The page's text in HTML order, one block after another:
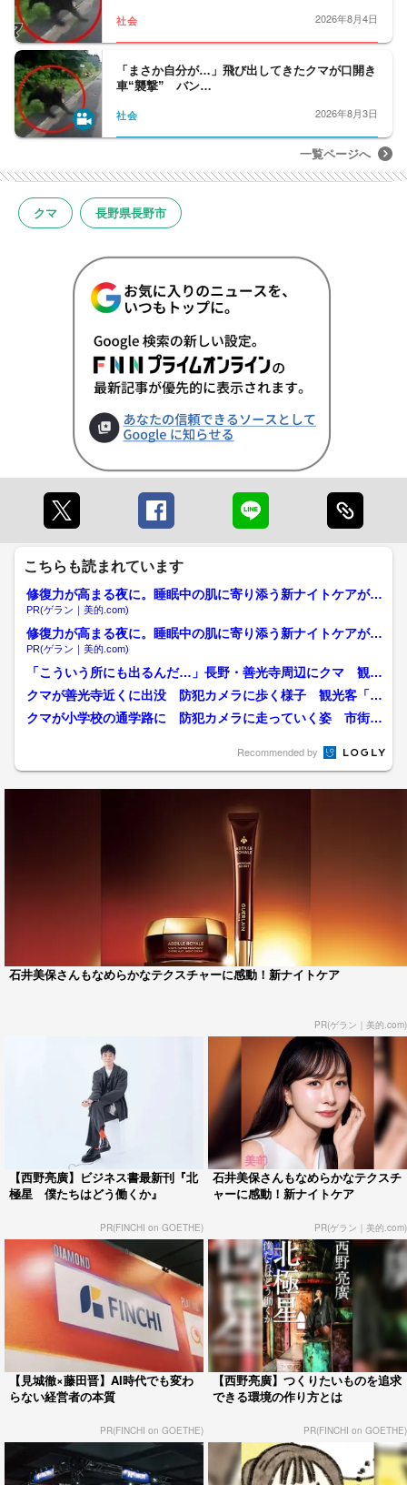
社会 2026年8月4日
「まさか自分が…」飛び出してきたクマが口開き
車“襲撃” バン…
社会 2026年8月3日
一覧ページへ
クマ 長野県長野市
こちらも読まれています
修復力が高まる夜に。睡眠中の肌に寄り添う新ナイトケアが誕
生！
PR(ゲラン｜美的.com)
修復力が高まる夜に。睡眠中の肌に寄り添う新ナイトケアが誕
生！
PR(ゲラン｜美的.com)
「こういう所にも出るんだ…」長野・善光寺周辺にクマ 観光
客で賑わう「仲見世通り」...
クマが善光寺近くに出没 防犯カメラに歩く様子 観光客「言
葉にならない」 住民「怖...
クマが小学校の通学路に 防犯カメラに走っていく姿 市街地
Recommended by
石井美保さんもなめらかなテクスチャーに感動！新ナイトケア
PR(ゲラン｜美的.com)
【西野亮廣】ビジネス書最新刊『北
極星 僕たちはどう働くか』
PR(FINCHI on GOETHE)
石井美保さんもなめらかなテクスチ
ャーに感動！新ナイトケア
PR(ゲラン｜美的.com)
【見城徹×藤田晋】AI時代でも変わ
らない経営者の本質
PR(FINCHI on GOETHE)
【西野亮廣】つくりたいものを追求
できる環境の作り方とは
PR(FINCHI on GOETHE)